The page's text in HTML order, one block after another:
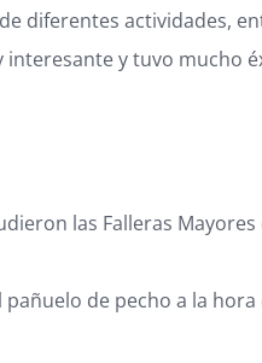
diferentes actividades,
interesante y tuvo mucho
las Falleras
de pecho a la